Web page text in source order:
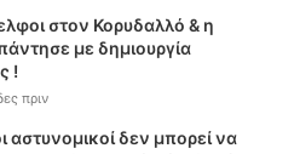
στον Κορυδαλλό & η
με δημιουργία
!
πριν
αστυνομικοί δεν μπορεί να